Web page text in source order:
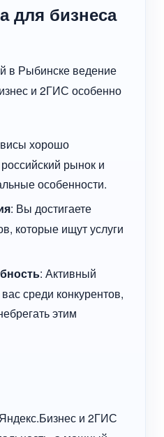
для бизнеса
в Рыбинске ведение
и 2ГИС особенно
хорошо
рынок и
особенности.
: Вы достигаете
которые ищут услуги
: Активный
среди конкурентов,
этим
и 2ГИС